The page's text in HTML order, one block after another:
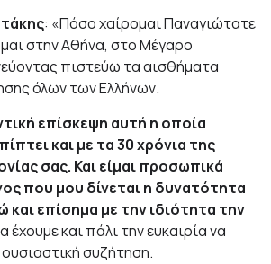
: «Πόσο χαίρομαι Παναγιώτατε
στην Αθήνα, στο Μέγαρο
πιστεύω τα αισθήματα
όλων των Ελλήνων.
επίσκεψη αυτή η οποία
και με τα 30 χρόνια της
σας. Και είμαι προσωπικά
που μου δίνεται η δυνατότητα
επίσημα με την ιδιότητα την
έχουμε και πάλι την ευκαιρία να
συζήτηση.